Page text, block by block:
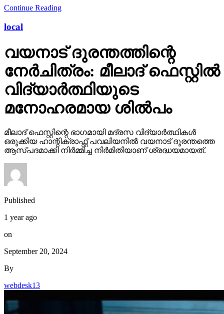
Continue Reading
local
വയനാട് ദുരന്തത്തിന്റെ
നേർചിത്രം: മീലാദ് ഫെസ്റ്റിൽ
വിദ്യാർത്ഥിയുടെ
മനോഹരമായ ശിൽപം
മീലാദ് ഫെസ്റ്റിന്റെ ഭാഗമായി മദ്രസ വിദ്യാർത്ഥികൾ
ഒരുക്കിയ ഹാന്റിക്രാഫ്റ്റ് പവലിയനിൽ വയനാട് ദുരന്തത്തെ
ആസ്പദമാക്കി നിർമ്മിച്ച നിർമിതിയാണ് ശ്രദ്ധയമായത്.
Published
1 year ago
on
September 20, 2024
By
webdesk13